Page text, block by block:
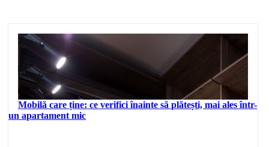
Mobilă care ține: ce verifici înainte să plătești, mai ales într-
un apartament mic